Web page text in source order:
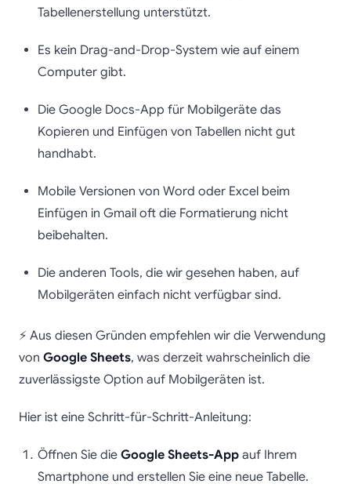
Tabellenerstellung unterstützt.
Es kein Drag-and-Drop-System wie auf einem
Computer gibt.
Die Google Docs-App für Mobilgeräte das
Kopieren und Einfügen von Tabellen nicht gut
handhabt.
Mobile Versionen von Word oder Excel beim
Einfügen in Gmail oft die Formatierung nicht
beibehalten.
Die anderen Tools, die wir gesehen haben, auf
Mobilgeräten einfach nicht verfügbar sind.
⚡ Aus diesen Gründen empfehlen wir die Verwendung
von Google Sheets, was derzeit wahrscheinlich die
zuverlässigste Option auf Mobilgeräten ist.
Hier ist eine Schritt-für-Schritt-Anleitung:
Öffnen Sie die Google Sheets-App auf Ihrem
Smartphone und erstellen Sie eine neue Tabelle.